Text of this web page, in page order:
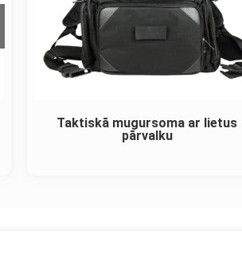
Taktiskā mugursoma ar lietus
pārvalku